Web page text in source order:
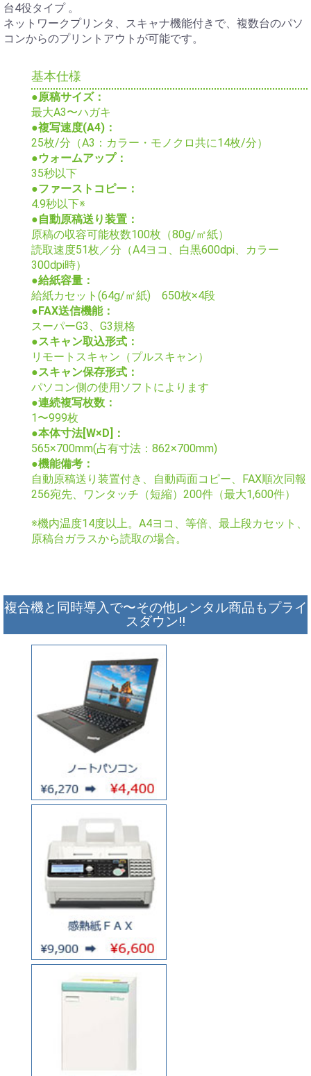
台4役タイプ 。
ネットワークプリンタ、スキャナ機能付きで、複数台のパソ
コンからのプリントアウトが可能です。
基本仕様
●原稿サイズ：
最大A3〜ハガキ
●複写速度(A4)：
25枚/分（A3：カラー・モノクロ共に14枚/分）
●ウォームアップ：
35秒以下
●ファーストコピー：
4.9秒以下※
●自動原稿送り装置：
原稿の収容可能枚数100枚（80g/㎡紙）
読取速度51枚／分（A4ヨコ、白黒600dpi、カラー
300dpi時）
●給紙容量：
給紙カセット(64g/㎡紙) 650枚×4段
●FAX送信機能：
スーパーG3、G3規格
●スキャン取込形式：
リモートスキャン（プルスキャン）
●スキャン保存形式：
パソコン側の使用ソフトによります
●連続複写枚数：
1〜999枚
●本体寸法[W×D]：
565×700mm(占有寸法：862×700mm)
●機能備考：
自動原稿送り装置付き、自動両面コピー、FAX順次同報
256宛先、ワンタッチ（短縮）200件（最大1,600件）
※機内温度14度以上。A4ヨコ、等倍、最上段カセット、
原稿台ガラスから読取の場合。
複合機と同時導入で〜その他レンタル商品もプライ
スダウン!!